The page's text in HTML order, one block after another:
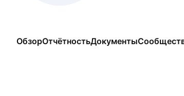
ОбзорОтчётностьДокументы